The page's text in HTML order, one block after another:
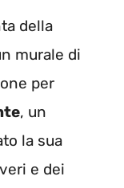
della
murale di
per
, un
la sua
e dei